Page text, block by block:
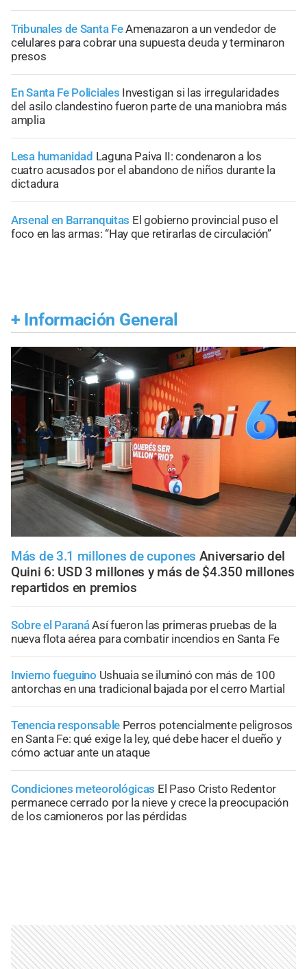
Tribunales de Santa FeAmenazaron a un vendedor de
celulares para cobrar una supuesta deuda y terminaron
presos
En Santa Fe Policiales Investigan si las irregularidades
del asilo clandestino fueron parte de una maniobra más
amplia
Lesa humanidad Laguna Paiva II: condenaron a los
cuatro acusados por el abandono de niños durante la
dictadura
Arsenal en Barranquitas El gobierno provincial puso el
foco en las armas: “Hay que retirarlas de circulación”
+ Información General
Más de 3.1 millones de cupones Aniversario del
Quini 6: USD 3 millones y más de $4.350 millones
repartidos en premios
Sobre el ParanáAsí fueron las primeras pruebas de la
nueva flota aérea para combatir incendios en Santa Fe
Invierno fueguino Ushuaia se iluminó con más de 100
antorchas en una tradicional bajada por el cerro Martial
Tenencia responsable Perros potencialmente peligrosos
en Santa Fe: qué exige la ley, qué debe hacer el dueño y
cómo actuar ante un ataque
Condiciones meteorológicas El Paso Cristo Redentor
permanece cerrado por la nieve y crece la preocupación
de los camioneros por las pérdidas